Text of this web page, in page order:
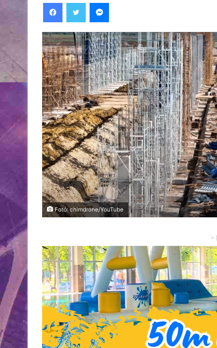
Fotó: chimdrone/YouTube
-